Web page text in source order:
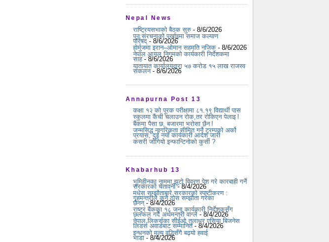
Nepal News
राष्ट्रियसभाको बैठक सुरु- 8/6/2026
पुन:संरचनाको पर्खाइमा समाज कल्याण
परिषद् - 8/6/2026
होर्मुजमा इरान–ओमान सहमति नजिक - 8/6/2026
नेपाल आयल निगमको कार्यकारी निर्देशकमा
साह- 8/6/2026
यातायात कार्यालयद्वारा ५७ करोड १५ लाख राजस्व
संकलन- 8/6/2026
Annapurna Post 13
कक्षा १२ को पूरक परीक्षामा ८१.१९ विद्यार्थी पास
स्कुलमा कैंची चलाउन रोक,तर रोकिएन पेलाइ !
बैंकमा पैसा छ, बजारमा भरोसा छैन !
जन्मसिद्ध नागरिकता सीमित गर्ने ट्रम्पको अर्को
प्रयास, दुई नयाँ कार्यकारी आदेश जारी
कसरी जोगियो इन्फान्टिनोको कुर्सी ?
Khabarhub 13
भूमिहीनका नाममा झूटो विवरण पेश गरे कारबाही गर्ने
सरकारको चेतावनी- 8/4/2026
मधेस सम्झौताबारे सरकारको स्पष्टीकरण :
गृहमन्त्रीले कुनै ठोस सम्झौता गरेका
छैनन्- 8/4/2026
राष्ट्र बैंकका १८ जना कार्यकारी निर्देशकसँग
छलफल गर्दै अर्थमन्त्री वाग्ले - 8/4/2026
नेपाल लिकर्सका सीईओ तुलाधर एसिया बिजनेस
लिडर्स अवार्डबाट सम्मानित- 8/4/2026
इन्धनको मूल्य वृद्धिसँगै बढ्यो हवाई
भाडा- 8/4/2026